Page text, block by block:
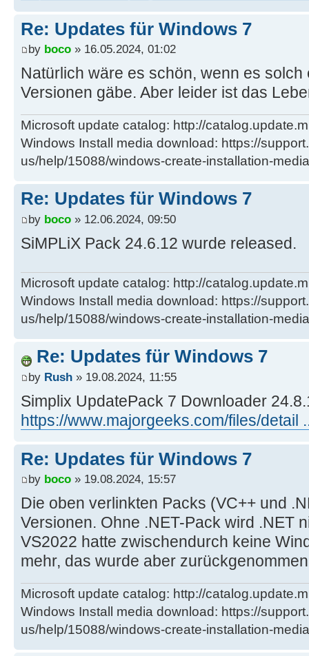
Re: Updates für Windows 7
by boco » 16.05.2024, 01:02
Natürlich wäre es schön, wenn es
Versionen gäbe. Aber leider ist das
Microsoft update catalog: http://
Windows Install media download: https://
us/help/15088/windows-create-installation-media
Re: Updates für Windows 7
by boco » 12.06.2024, 09:50
SiMPLiX Pack 24.6.12 wurde released.
Microsoft update catalog: http://
Windows Install media download: https://
us/help/15088/windows-create-installation-media
Re: Updates für Windows 7
by Rush » 19.08.2024, 11:55
Simplix UpdatePack 7 Downloader
https://www.majorgeeks.com/files/detail
Re: Updates für Windows 7
by boco » 19.08.2024, 15:57
Die oben verlinkten Packs (VC++ und
Versionen. Ohne .NET-Pack wird .NET
VS2022 hatte zwischendurch keine
mehr, das wurde aber
Microsoft update catalog: http://
Windows Install media download: https://
us/help/15088/windows-create-installation-media